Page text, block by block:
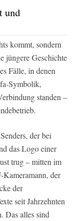
und
kommt, sondern
jüngere Geschichte
Fälle, in denen
Symbolik,
standen –
der bei
das Logo einer
trug – mitten im
der
der
seit Jahrzehnten
Das alles sind